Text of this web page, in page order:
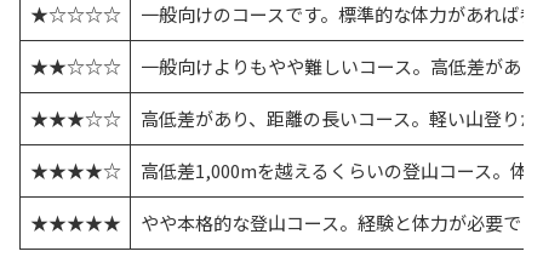
★☆☆☆☆ 一般向けのコースです。標準的な体力があれば
★★☆☆☆ 一般向けよりもやや難しいコース。高低差があ
★★★☆☆ 高低差があり、距離の長いコース。軽い山登り
★★★★☆ 高低差1,000mを越えるくらいの登山コース。体
★★★★★ やや本格的な登山コース。経験と体力が必要です